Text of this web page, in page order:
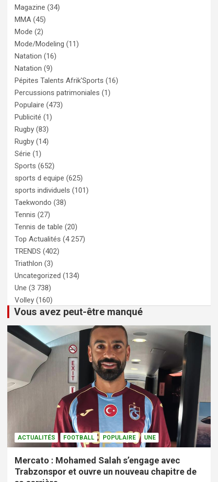
Magazine (34)
MMA (45)
Mode (2)
Mode/Modeling (11)
Natation (16)
Natation (9)
Pépites Talents Afrik'Sports (16)
Percussions patrimoniales (1)
Populaire (473)
Publicité (1)
Rugby (83)
Rugby (14)
Série (1)
Sports (652)
sports d equipe (625)
sports individuels (101)
Taekwondo (38)
Tennis (27)
Tennis de table (20)
Top Actualités (4 257)
TRENDS (402)
Triathlon (3)
Uncategorized (134)
Une (3 738)
Volley (160)
Vous avez peut-être manqué
ACTUALITÉS FOOTBALL POPULAIRE UNE
Mercato : Mohamed Salah s’engage avec
Trabzonspor et ouvre un nouveau chapitre de